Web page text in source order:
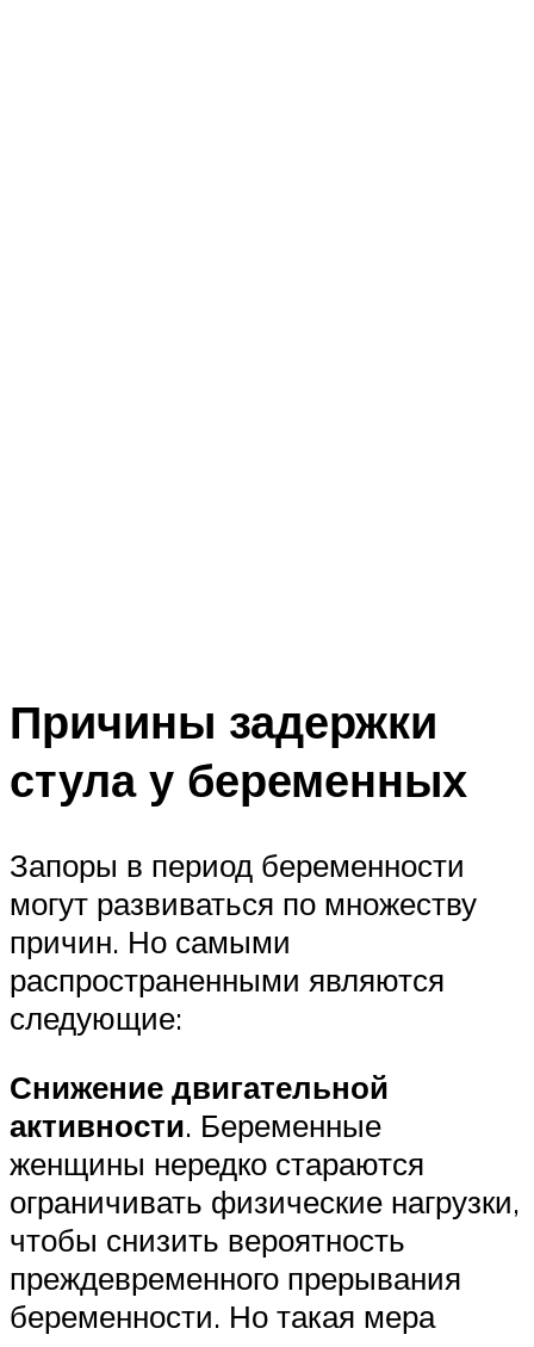
Причины задержки
стула у беременных
Запоры в период беременности
могут развиваться по множеству
причин. Но самыми
распространенными являются
следующие:
Снижение двигательной
активности. Беременные
женщины нередко стараются
ограничивать физические нагрузки,
чтобы снизить вероятность
преждевременного прерывания
беременности. Но такая мера